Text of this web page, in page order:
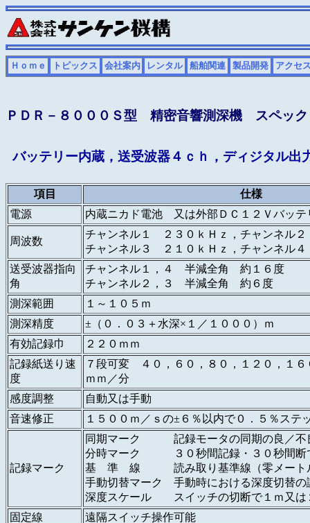
Ｈｏｍｅ トピックス 会社案内 レンタル 船舶関連 製品開発 アクセ
ＰＤＲ－８０００Ｓ型 精密音響測深機 スペッ
バッテリー内蔵，送受波器４ｃｈ，ディジタル出
項目
仕様
電源
内蔵ニカド電池 又は外部ＤＣ１２Ｖバッ
周波数
チャンネル１ ２３０ｋＨｚ，チャンネル
チャンネル３ ２１０ｋＨｚ，チャンネル
送受波器指向
角
チャンネル１，４ 半減全角 約１６度
チャンネル２，３ 半減全角 約６度
測深範囲
１～１０５ｍ
測深精度
±（０．０３＋水深×１／１０００）ｍ
有効記録巾
２２０ｍｍ
記録紙送り速
度
７段可変 ４０，６０，８０，１２０，１６
ｍｍ／分
感度調整
自動又は手動
音速修正
１５００ｍ／ｓの±６％以内で０．５％ステ
記録マーク
同期マーク 記録モータの同期の良／不
分時マーク ３０秒間記録・３０秒間断
基 準 線 読み取り基準線（零メート
手動切替マーク 手動時における深度切替の
深度スケール スイッチの切断で１ｍ又は
固定線
遠隔スイッチ操作可能